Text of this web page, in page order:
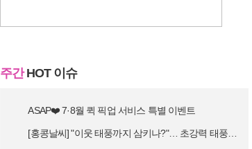
주간HOT 이슈
ASAP❤️ 7·8월 퀵 픽업 서비스 특별 이벤트
[홍콩날씨] "이웃 태풍까지 삼키나?"… 초강력 태풍 '돌핀' 세력 재확…